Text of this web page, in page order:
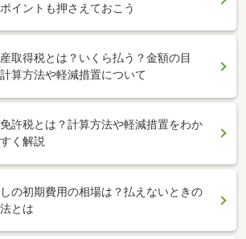
イントも押さえておこう
取得税とは？いくら払う？金額の目
算方法や軽減措置について
許税とは？計算方法や軽減措置をわか
く解説
の初期費用の相場は？払えないときの
とは